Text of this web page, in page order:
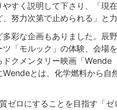
すく説明して下さり、「現
努力次第で止められる」と力
彩な企画もありました。辰
「モルック」の体験、会場
クメンタリー映画「Wende
とは、化学燃料から自
ゼロにすることを目指す「